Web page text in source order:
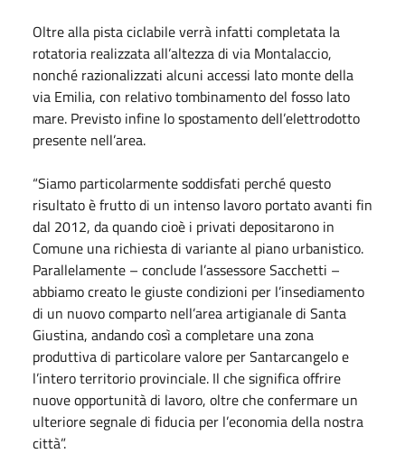
Oltre alla pista ciclabile verrà infatti completata la
rotatoria realizzata all’altezza di via Montalaccio,
nonché razionalizzati alcuni accessi lato monte della
via Emilia, con relativo tombinamento del fosso lato
mare. Previsto infine lo spostamento dell’elettrodotto
presente nell’area.
“Siamo particolarmente soddisfati perché questo
risultato è frutto di un intenso lavoro portato avanti fin
dal 2012, da quando cioè i privati depositarono in
Comune una richiesta di variante al piano urbanistico.
Parallelamente – conclude l’assessore Sacchetti –
abbiamo creato le giuste condizioni per l’insediamento
di un nuovo comparto nell’area artigianale di Santa
Giustina, andando così a completare una zona
produttiva di particolare valore per Santarcangelo e
l’intero territorio provinciale. Il che significa offrire
nuove opportunità di lavoro, oltre che confermare un
ulteriore segnale di fiducia per l’economia della nostra
città”.